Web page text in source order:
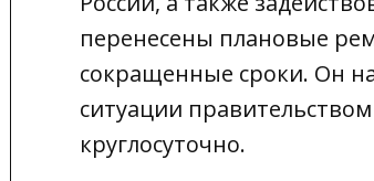
перенесены плановые
сокращенные сроки. Он
ситуации
круглосуточно.